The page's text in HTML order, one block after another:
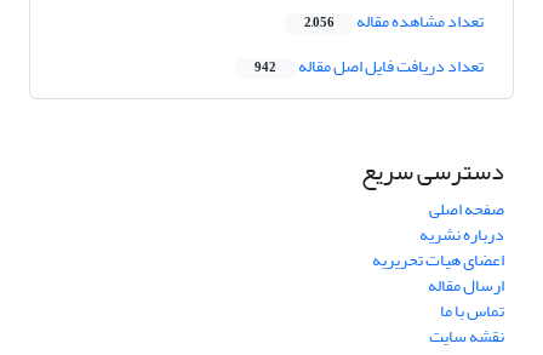
تعداد مشاهده مقاله 2,056
تعداد دریافت فایل اصل مقاله 942
دسترسی سریع
صفحه اصلی
درباره نشریه
اعضای هیات تحریریه
ارسال مقاله
تماس با ما
نقشه سایت